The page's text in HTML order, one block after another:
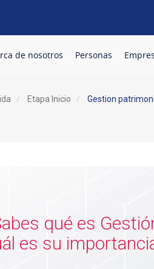
de nosotros Personas
Etapa Inicio Gestion
y
es su